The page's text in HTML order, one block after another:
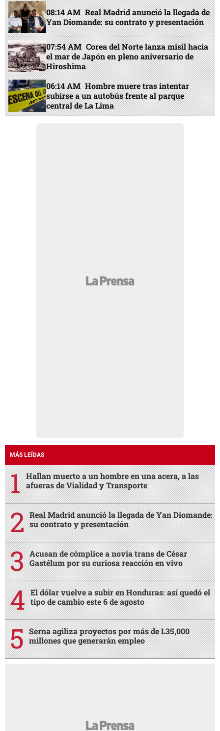
08:14 AM Real Madrid anunció la llegada de
Yan Diomande: su contrato y presentación
07:54 AM Corea del Norte lanza misil hacia
el mar de Japón en pleno aniversario de
Hiroshima
06:14 AM Hombre muere tras intentar
subirse a un autobús frente al parque
central de La Lima
MÁS LEÍDAS
Hallan muerto a un hombre en una acera, a las
afueras de Vialidad y Transporte
Real Madrid anunció la llegada de Yan Diomande:
su contrato y presentación
Acusan de cómplice a novia trans de César
Gastélum por su curiosa reacción en vivo
El dólar vuelve a subir en Honduras: así quedó el
tipo de cambio este 6 de agosto
Serna agiliza proyectos por más de L35,000
millones que generarán empleo